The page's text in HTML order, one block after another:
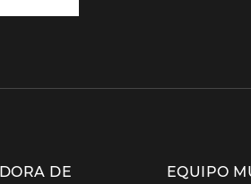
DE
EQUIPO